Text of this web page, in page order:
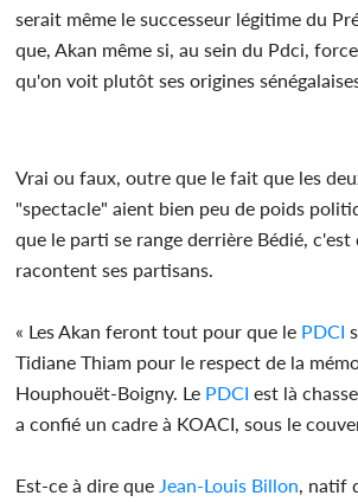
serait même le successeur légitime du
que, Akan même si, au sein du Pdci,
qu'on voit plutôt ses origines
Vrai ou faux, outre que le fait que les
"spectacle" aient bien peu de poids
que le parti se range derrière Bédié, c'est
racontent ses partisans.
« Les Akan feront tout pour que le PDCI
Tidiane Thiam pour le respect de la
Houphouët-Boigny. Le PDCI est là
a confié un cadre à KOACI, sous le
Est-ce à dire que Jean-Louis Billon , natif